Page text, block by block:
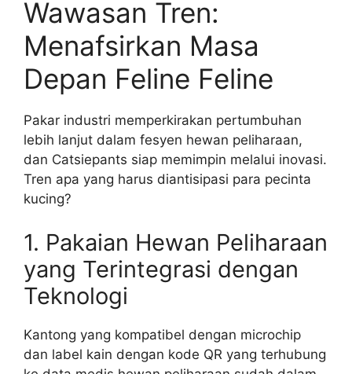
Wawasan Tren:
Menafsirkan Masa
Depan Feline Feline
Pakar industri memperkirakan pertumbuhan
lebih lanjut dalam fesyen hewan peliharaan,
dan Catsiepants siap memimpin melalui inovasi.
Tren apa yang harus diantisipasi para pecinta
kucing?
1. Pakaian Hewan Peliharaan
yang Terintegrasi dengan
Teknologi
Kantong yang kompatibel dengan microchip
dan label kain dengan kode QR yang terhubung